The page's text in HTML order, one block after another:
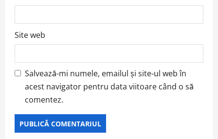
Site web
Salvează-mi numele, emailul și site-ul web în
acest navigator pentru data viitoare când o să
comentez.